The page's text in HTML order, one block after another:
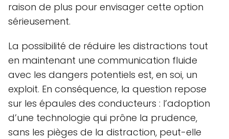
raison de plus pour envisager cette option
sérieusement.
La possibilité de réduire les distractions tout
en maintenant une communication fluide
avec les dangers potentiels est, en soi, un
exploit. En conséquence, la question repose
sur les épaules des conducteurs : l’adoption
d’une technologie qui prône la prudence,
sans les pièges de la distraction, peut-elle